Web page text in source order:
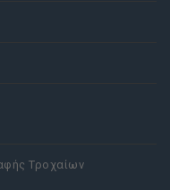
Τροχαίων